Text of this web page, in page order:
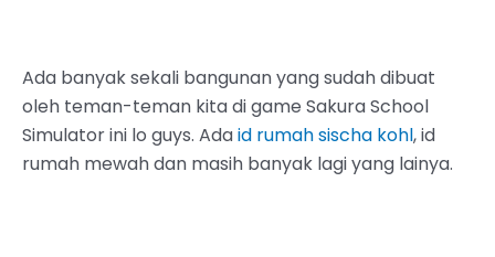
Ada banyak sekali bangunan yang sudah dibuat
oleh teman-teman kita di game Sakura School
Simulator ini lo guys. Adaid rumah sischa kohl, id
rumah mewah dan masih banyak lagi yang lainya.